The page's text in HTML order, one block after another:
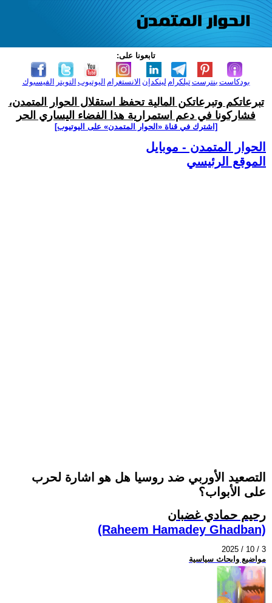
تابعونا على:
الفيسبوك التويتر اليوتيوب الانستغرام لينكدإن تيلكرامبنترست بودكاست
تبرعاتكم وتبرعاتكن المالية تحفظ استقلال الحوار المتمدن،
فشاركونا في دعم استمرارية هذا الفضاء اليساري الحر
[اشترك في قناة ‫«الحوار المتمدن» على اليوتيوب]
الحوار المتمدن - موبايل
الموقع الرئيسي
التصعيد الأوربي ضد روسيا هل هو اشارة لحرب
على الأبواب؟
رحيم حمادي غضبان
(Raheem Hamadey Ghadban)
2025 / 10 / 3
مواضيع وابحاث سياسية